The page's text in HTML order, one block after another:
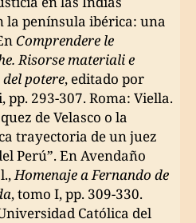
la península ibérica: una
Comprendere le
Risorse materiali e
potere, editado por
pp. 293-307. Roma: Viella.
de Velasco o la
trayectoria de un juez
Perú”. En Avendaño
Homenaje a Fernando de
, tomo I, pp. 309-330.
Católica del